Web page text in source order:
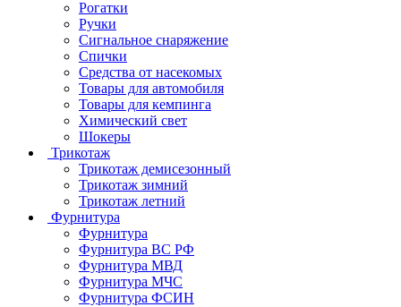
Рогатки
Ручки
Сигнальное снаряжение
Спички
Средства от насекомых
Товары для автомобиля
Товары для кемпинга
Химический свет
Шокеры
Трикотаж
Трикотаж демисезонный
Трикотаж зимний
Трикотаж летний
Фурнитура
Фурнитура
Фурнитура ВС РФ
Фурнитура МВД
Фурнитура МЧС
Фурнитура ФСИН